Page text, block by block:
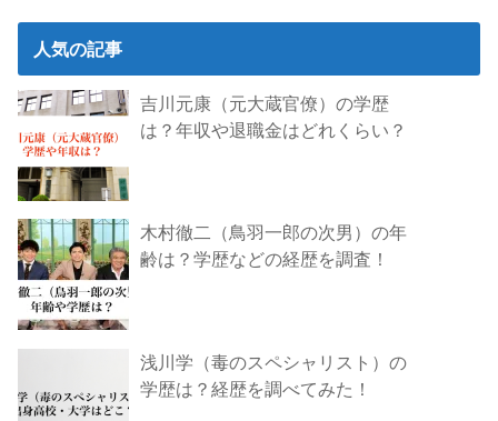
人気の記事
吉川元康（元大蔵官僚）の学歴
は？年収や退職金はどれくらい？
木村徹二（鳥羽一郎の次男）の年
齢は？学歴などの経歴を調査！
浅川学（毒のスペシャリスト）の
学歴は？経歴を調べてみた！